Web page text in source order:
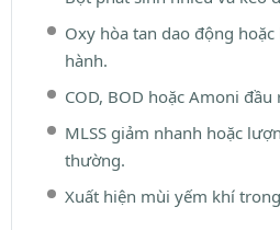
Oxy hòa tan dao động
hành.
COD, BOD hoặc Amoni đầu
MLSS giảm nhanh hoặc
thường.
Xuất hiện mùi yếm khí